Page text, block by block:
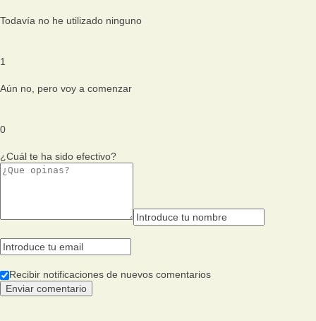
Todavía no he utilizado ninguno
1
Aún no, pero voy a comenzar
0
¿Cuál te ha sido efectivo?
Recibir notificaciones de nuevos comentarios